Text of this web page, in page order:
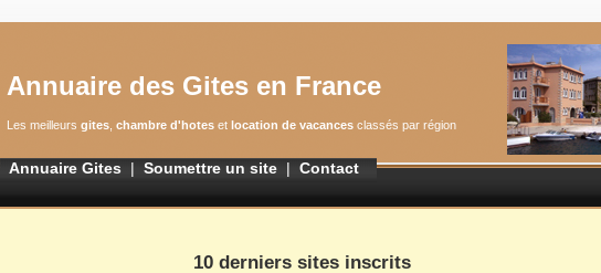
Annuaire des Gites en France
Les meilleurs gites, chambre d'hoteset location de vacancesclassés par région
Annuaire Gites| Soumettre un site| Contact
10 derniers sites inscrits